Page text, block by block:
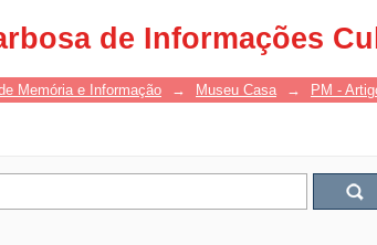
de Informações
Memória e Informação → Museu Casa → PM -